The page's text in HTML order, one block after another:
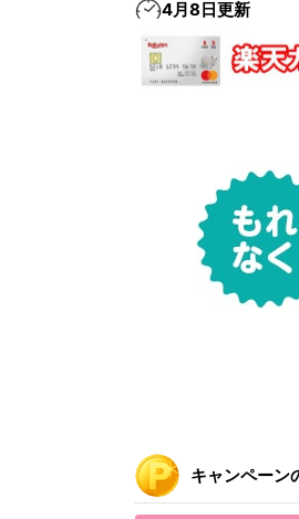
4月8日更新
キャンペーン